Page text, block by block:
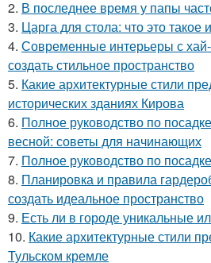
2. В последнее время у папы
3. Царга для стола: что это такое
4. Современные интерьеры с хай-
создать стильное пространство
5. Какие архитектурные стили
исторических зданиях Кирова
6. Полное руководство по
весной: советы для начинающих
7. Полное руководство по
8. Планировка и правила
создать идеальное пространство
9. Есть ли в городе уникальные
10. Какие архитектурные стили
Тульском кремле